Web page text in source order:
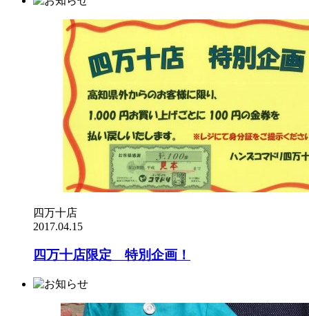
四万十店
2017.04.15
四万十店限定 特別企画！